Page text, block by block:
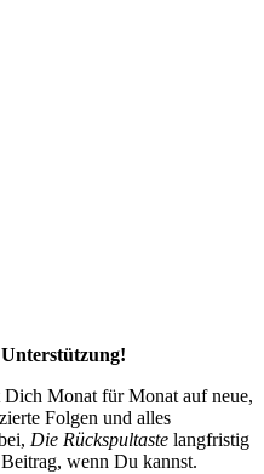
Monat für Monat auf neue,
Folgen und alles
Die Rückspultaste langfristig
wenn Du kannst.